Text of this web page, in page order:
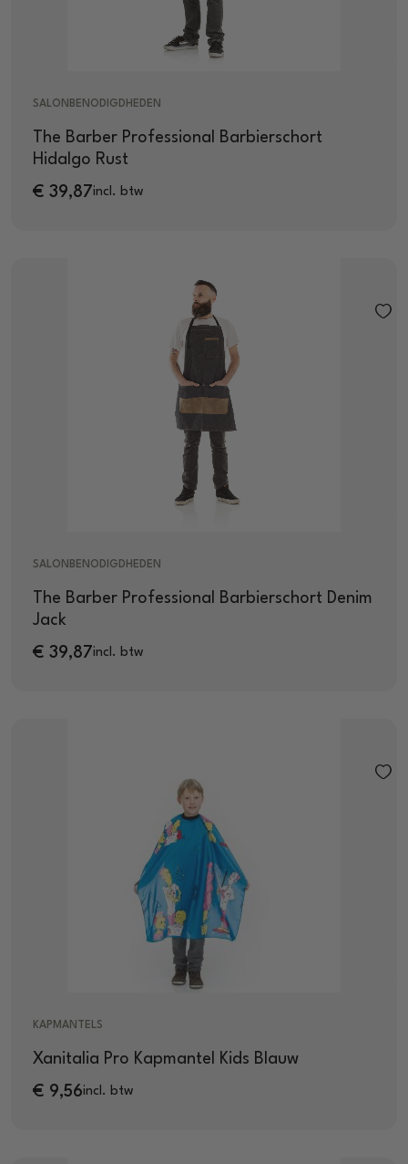
SALONBENODIGDHEDEN
The Barber Professional Barbierschort
Hidalgo Rust
€ 39,87incl. btw
SALONBENODIGDHEDEN
The Barber Professional Barbierschort Denim
Jack
€ 39,87incl. btw
KAPMANTELS
Xanitalia Pro Kapmantel Kids Blauw
€ 9,56incl. btw